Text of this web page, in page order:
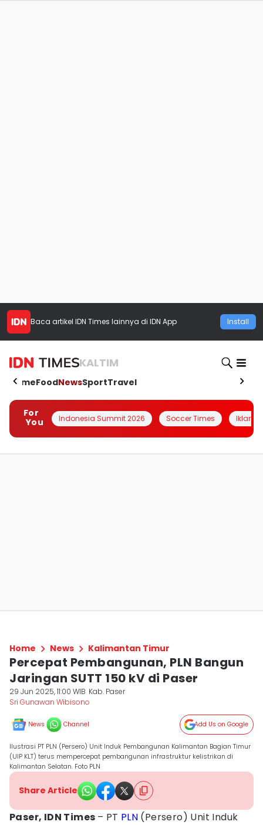
Baca artikel IDN Times lainnya di IDN App Install
KALTIM
HomeFoodNewsSportTravel
For
You
Indonesia Summit 2026 Soccer Times Iklanin
Home News Kalimantan Timur
Percepat Pembangunan, PLN Bangun
Jaringan SUTT 150 kV di Paser
29 Jun 2025, 11:00 WIB Kab. Paser
Sri Gunawan Wibisono
News Channel Add Us on Google
Ilustrasi PT PLN (Persero) Unit Induk Pembangunan Kalimantan Bagian Timur
(UIP KLT) terus mempercepat pembangunan infrastruktur kelistrikan di
Kalimantan Selatan. Foto PLN
Share Article
Paser, IDN Times – PT PLN (Persero) Unit Induk